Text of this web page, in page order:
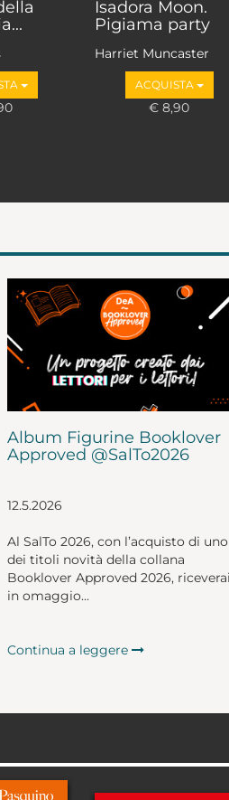
Isadora Moon.
Pigiama party
Harriet Muncaster
ACQUISTA
€ 8,90
Album Figurine Booklover
Approved @SalTo2026
12.5.2026
Al SalTo 2026, con l’acquisto di uno
dei titoli novità della collana
Booklover Approved 2026, riceverai
in omaggio...
Continua a leggere